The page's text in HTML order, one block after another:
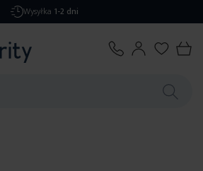
Darmowa dostawaod 299,99 zł